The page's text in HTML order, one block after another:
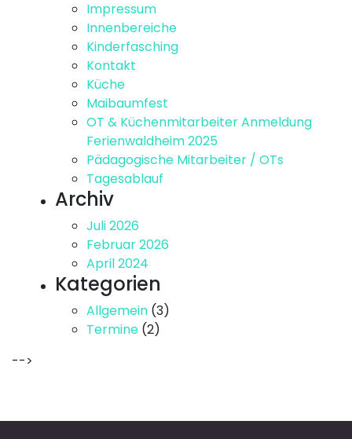
Impressum
Innenbereiche
Kinderfasching
Kontakt
Küche
Maibaumfest
OT & Küchenmitarbeiter Anmeldung
Ferienwaldheim 2025
Pädagogische Mitarbeiter / OTs
Tagesablauf
Archiv
Juli 2026
Februar 2026
April 2024
Kategorien
Allgemein (3)
Termine (2)
-->